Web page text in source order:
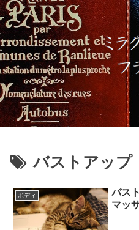
バストアップ
ボディ
バス
マッ